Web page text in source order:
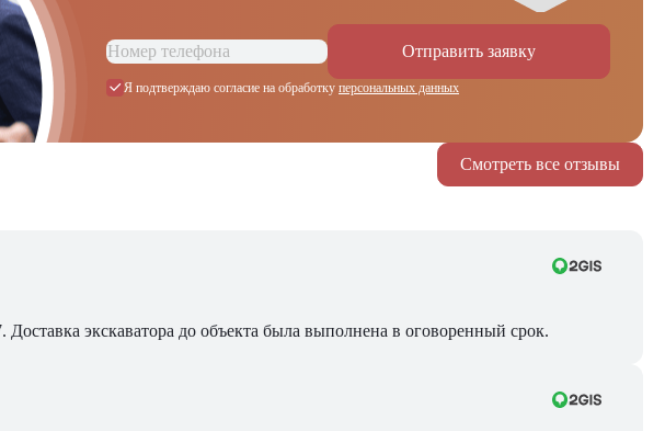
Отправить заявку
Я подтверждаю согласие на обработку персональных данных
Смотреть все отзывы
экскаватора до объекта была выполнена в оговоренный срок.